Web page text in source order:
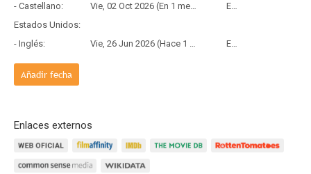
- Castellano:
Vie, 02 Oct 2026 (En 1 mes y 24 días)
Estreno
Estados Unidos:
- Inglés:
Vie, 26 Jun 2026 (Hace 1 mes y 12 días) Estreno
Añadir fecha
Enlaces externos